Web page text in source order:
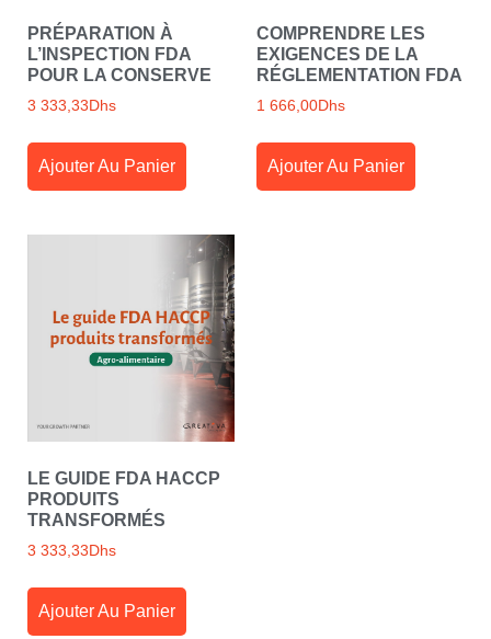
PRÉPARATION À
L’INSPECTION FDA
POUR LA CONSERVE
3 333,33Dhs
Ajouter Au Panier
COMPRENDRE LES
EXIGENCES DE LA
RÉGLEMENTATION FDA
1 666,00Dhs
Ajouter Au Panier
LE GUIDE FDA HACCP
PRODUITS
TRANSFORMÉS
3 333,33Dhs
Ajouter Au Panier